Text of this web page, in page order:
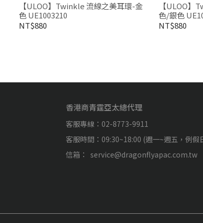
【ULOO】Twinkle 流線之美耳環-金
色 UE1003210
NT$880
【ULOO】
色/銀色
NT$880
香港商青霆亞太總代理
客服專線：02-8773-9911
客服時間：09:30~18:00 (週一~週五，例假
信箱：  service@dragonflyapac.com.tw